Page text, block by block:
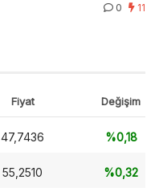
0 11
Fiyat Değişim
47,7436 %0,18
55,2510 %0,32